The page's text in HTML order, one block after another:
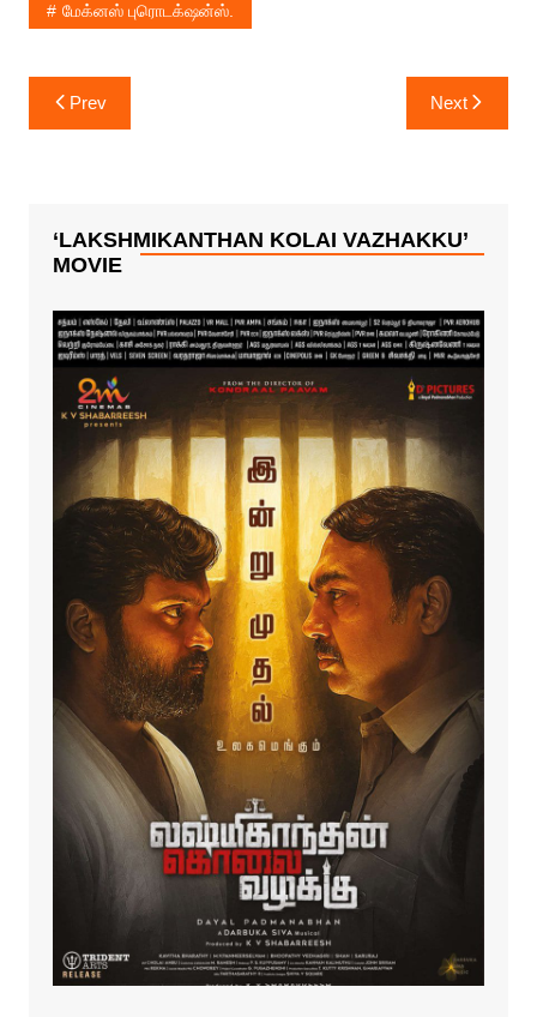
மேக்னஸ் புரொடக்‌ஷன்ஸ்.
Post
navigation
Prev Next
‘LAKSHMIKANTHAN KOLAI VAZHAKKU’
MOVIE